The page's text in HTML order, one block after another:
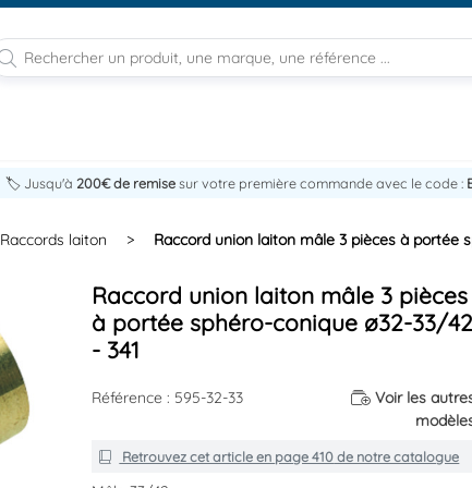
🏷️ Jusqu'à 200€ de remisesur votre première commande avec le code :
Raccords laiton > Raccord union laiton mâle 3 pièces à portée
Raccord union laiton mâle 3 pièces
à portée sphéro-conique ø32-33/42
- 341
Référence : 595-32-33
Voir les
Retrouvez cet article en page 410de notre catalogue